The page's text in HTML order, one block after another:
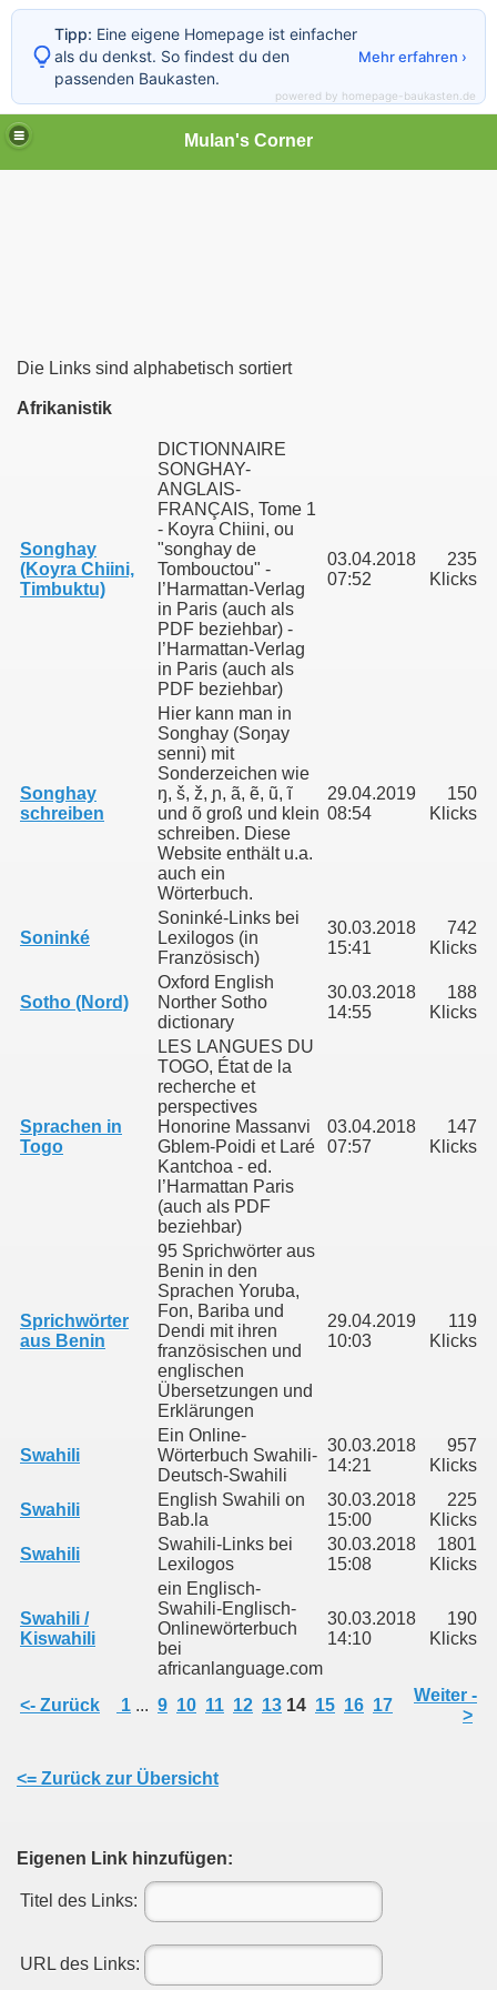
Mulan's Corner
Die Links sind alphabetisch sortiert
Afrikanistik
Songhay
(Koyra Chiini,
Timbuktu)
DICTIONNAIRE
SONGHAY-
ANGLAIS-
FRANÇAIS, Tome 1
- Koyra Chiini, ou
"songhay de
Tombouctou" -
l’Harmattan-Verlag
in Paris (auch als
PDF beziehbar) -
l’Harmattan-Verlag
in Paris (auch als
PDF beziehbar)
03.04.2018
07:52
235
Klicks
Songhay
schreiben
Hier kann man in
Songhay (Soŋay
senni) mit
Sonderzeichen wie
ŋ, š, ž, ɲ, ã, ẽ, ũ, ĩ
und õ groß und klein
schreiben. Diese
Website enthält u.a.
auch ein
Wörterbuch.
29.04.2019
08:54
150
Klicks
Soninké
Soninké-Links bei
Lexilogos (in
Französisch)
30.03.2018
15:41
742
Klicks
Sotho (Nord)
Oxford English
Norther Sotho
dictionary
30.03.2018
14:55
188
Klicks
Sprachen in
Togo
LES LANGUES DU
TOGO, État de la
recherche et
perspectives
Honorine Massanvi
Gblem-Poidi et Laré
Kantchoa - ed.
l’Harmattan Paris
(auch als PDF
beziehbar)
03.04.2018
07:57
147
Klicks
Sprichwörter
aus Benin
95 Sprichwörter aus
Benin in den
Sprachen Yoruba,
Fon, Bariba und
Dendi mit ihren
französischen und
englischen
Übersetzungen und
Erklärungen
29.04.2019
10:03
119
Klicks
Swahili
Ein Online-
Wörterbuch Swahili-
Deutsch-Swahili
30.03.2018
14:21
957
Klicks
Swahili
English Swahili on
Bab.la
30.03.2018
15:00
225
Klicks
Swahili
Swahili-Links bei
Lexilogos
30.03.2018
15:08
1801
Klicks
Swahili /
Kiswahili
ein Englisch-
Swahili-Englisch-
Onlinewörterbuch
bei
africanlanguage.com
30.03.2018
14:10
190
Klicks
<- Zurück 1 ... 9 10 11 12 13 14 15 16 17
Weiter -
>
<= Zurück zur Übersicht
Eigenen Link hinzufügen:
Titel des Links:
URL des Links:
Orients
heute
der Schweriner Seniorenakademie
Tipp: Eine eigene Homepage ist einfacher
als du denkst. So findest du den
passenden Baukasten.
Mehr erfahren ›
powered by homepage-baukasten.de